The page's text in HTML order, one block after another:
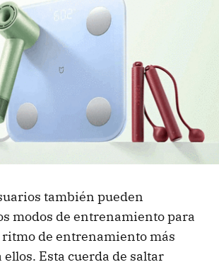
también pueden
modos de entrenamiento para
de entrenamiento más
ellos. Esta cuerda de saltar